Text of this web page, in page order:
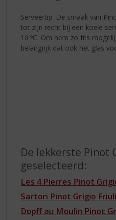
Serveertip: De smaak van
tot zijn recht bij een koele
10 ºC. Om hem zo fris
belangrijk dat ook het glas
De lekkerste Pinot
geselecteerd:
Les 4 Pierres Pinot
Sartori Pinot Grigio
Dopff au Moulin Pinot